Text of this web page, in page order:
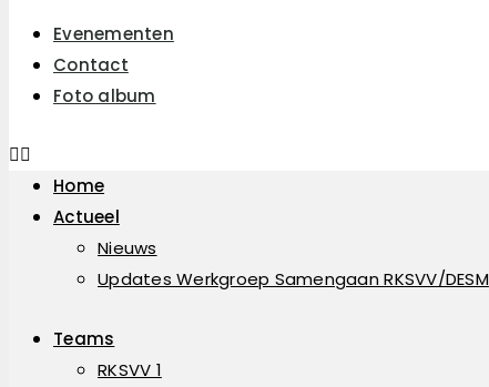
Evenementen
Contact
Foto album
Home
Actueel
Nieuws
Updates Werkgroep Samengaan RKSVV/DESM
Teams
RKSVV 1